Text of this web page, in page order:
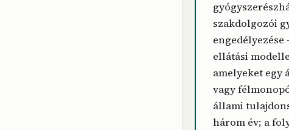
szakdolgozói
ellátási
amelyeket egy
vagy
állami
három év; a